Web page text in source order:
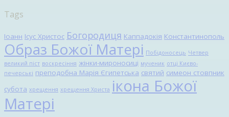
Tags
Іоанн Ісус Христос Богородиця Каппадокія Константинополь
Образ Божої Матері Побідоносець Четвер
великий піст воскресіння жінки-мироносиці мученик отці Києво-
печерські преподобна Марія Єгипетська святий симеон стовпник
субота хрещення хрещення Христа ікона Божої
Матері